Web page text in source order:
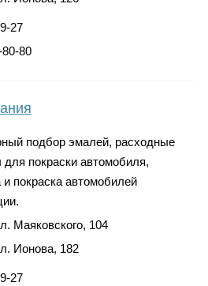
27
80
подбор эмалей, расходные
покраски автомобиля,
и покраска автомобилей
Маяковского, 104
Ионова, 182
27